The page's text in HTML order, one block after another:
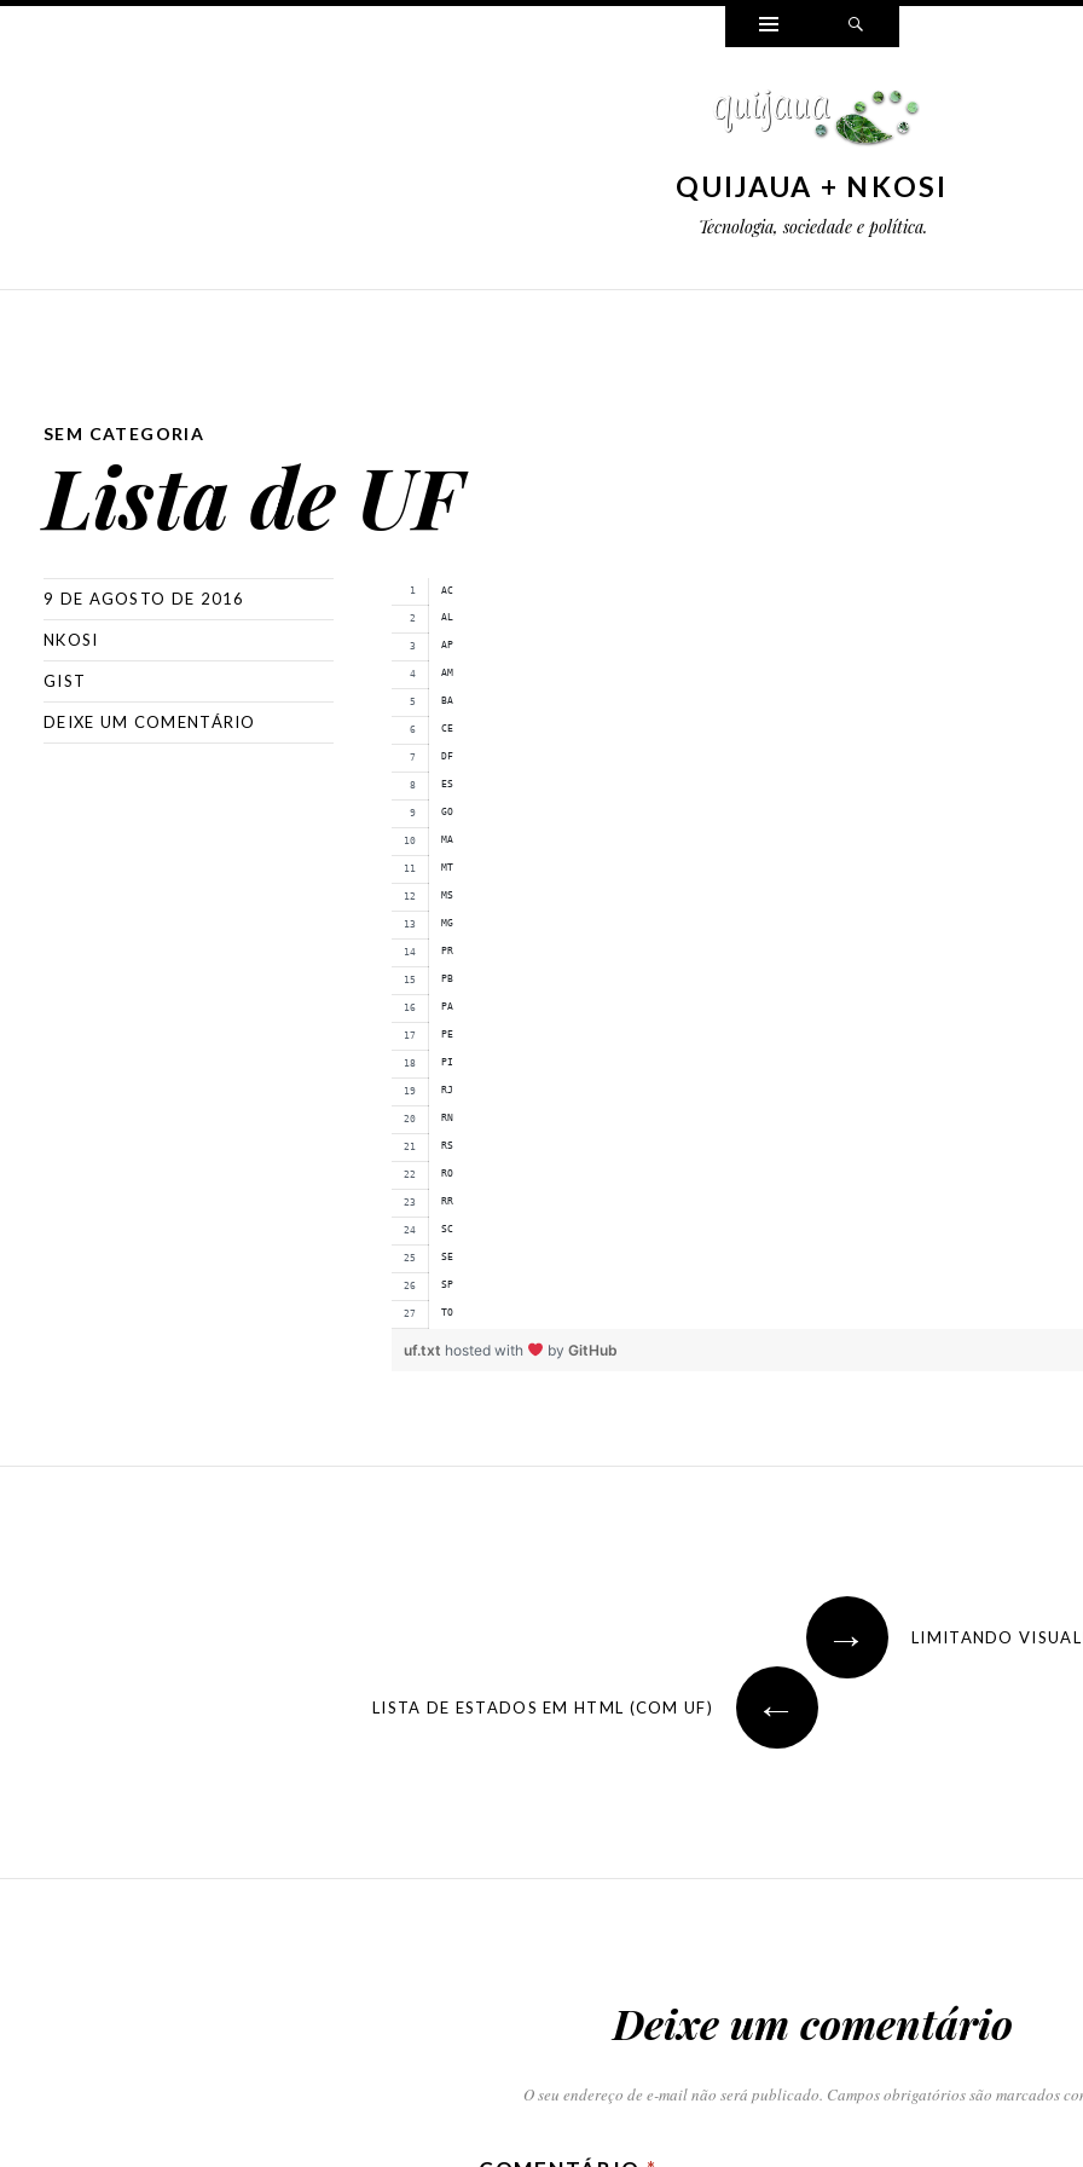
Widgets
QUIJAUA + NKOSI
Tecnologia, sociedade e política.
SEM CATEGORIA
Lista de UF
9 DE AGOSTO DE 2016
NKOSI
GIST
DEIXE UM COMENTÁRIO
AC
AL
AP
AM
BA
CE
DF
ES
GO
MA
MT
MS
MG
PR
PB
PA
PE
PI
RJ
RN
RS
RO
RR
SC
SE
SP
TO
uf.txt hosted with by GitHub
→
←
LISTA DE ESTADOS EM HTML (COM UF)
Deixe um comentário
O seu endereço de e-mail não será publicado. Campos obrigatórios são marcados